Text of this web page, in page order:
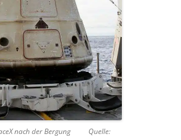
nach der Bergung Quelle: